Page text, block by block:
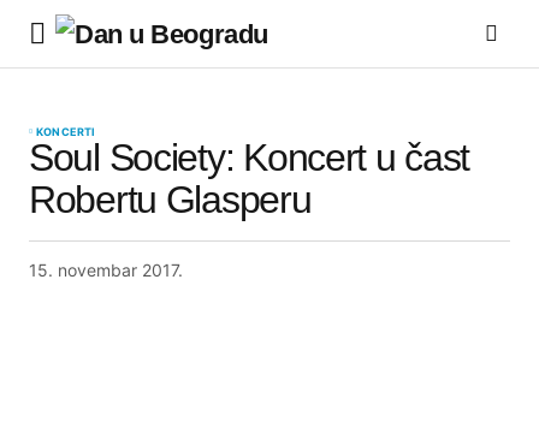
KONCERTI
Soul Society: Koncert u čast
Robertu Glasperu
15. novembar 2017.